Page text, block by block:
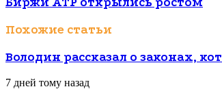
Похожие статьи
Володин рассказал о законах,
7 дней тому назад